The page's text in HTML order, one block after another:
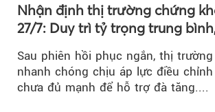
Nhận định thị trường chứng
27/7: Duy trì tỷ trọng trung
Sau phiên hồi phục ngắn, thị
nhanh chóng chịu áp lực điều
chưa đủ mạnh để hỗ trợ đà tăng....